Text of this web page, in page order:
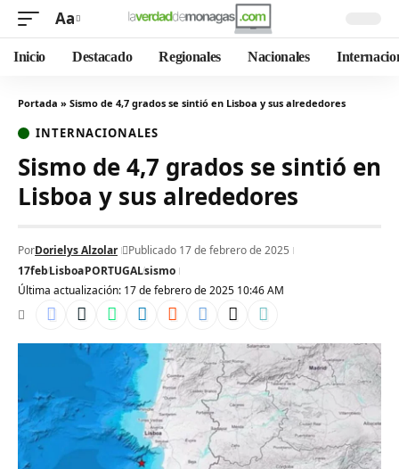
Aa
Inicio Destacado Regionales Nacionales
Portada » Sismo de 4,7 grados se sintió en Lisboa y sus alrededores
INTERNACIONALES
Sismo de 4,7 grados se sintió en
Lisboa y sus alrededores
Última actualización: 17 de febrero de 2025 10:46 AM
PorDorielys Alzolar
Publicado 17 de febrero de 2025
17febLisboaPORTUGALsismo